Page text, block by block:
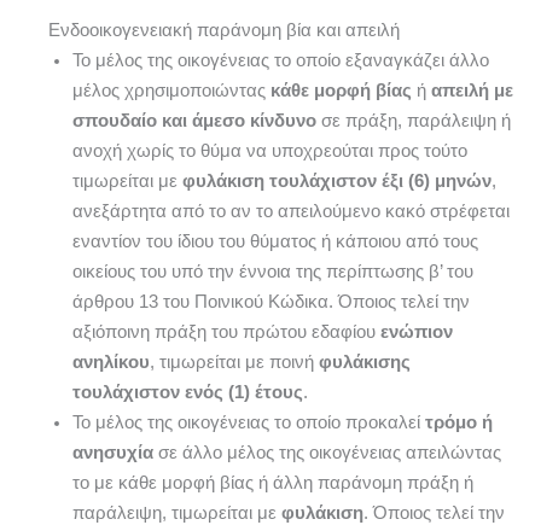
Ενδοοικογενειακή παράνομη βία και απειλή
Το μέλος της οικογένειας το οποίο εξαναγκάζει άλλο
μέλος χρησιμοποιώντας κάθε μορφή βίας ή απειλή με
σπουδαίο και άμεσο κίνδυνο σε πράξη, παράλειψη ή
ανοχή χωρίς το θύμα να υποχρεούται προς τούτο
τιμωρείται με φυλάκιση τουλάχιστον έξι (6) μηνών,
ανεξάρτητα από το αν το απειλούμενο κακό στρέφεται
εναντίον του ίδιου του θύματος ή κάποιου από τους
οικείους του υπό την έννοια της περίπτωσης β’ του
άρθρου 13 του Ποινικού Κώδικα. Όποιος τελεί την
αξιόποινη πράξη του πρώτου εδαφίου ενώπιον
ανηλίκου, τιμωρείται με ποινή φυλάκισης
τουλάχιστον ενός (1) έτους.
Το μέλος της οικογένειας το οποίο προκαλεί τρόμο ή
ανησυχία σε άλλο μέλος της οικογένειας απειλώντας
το με κάθε μορφή βίας ή άλλη παράνομη πράξη ή
παράλειψη, τιμωρείται με φυλάκιση. Όποιος τελεί την